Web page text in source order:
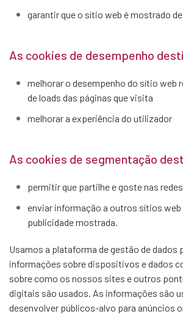
garantir que o sítio web é mostrado
As cookies de desempenho
melhorar o desempenho do sítio web
de loads das páginas que visita
melhorar a experiência do utilizador
As cookies de segmentação
permitir que partilhe e goste nas
enviar informação a outros sítios web
publicidade mostrada.
Usamos a plataforma de gestão de dados
informações sobre dispositivos e dados
sobre como os nossos sites e outros
digitais são usados. As informações são
desenvolver públicos-alvo para anúncios